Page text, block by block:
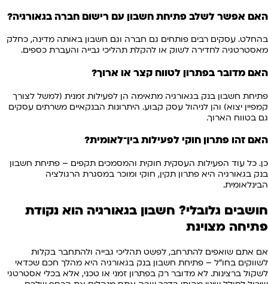
האם אפשר לשלב פתיחת חשבון עם רישום חברה בגאורגיה?
בהחלט. עסקים רבים פותחים גם חברה וגם חשבון באותה מדינה, כחלק
מאסטרטגיה לחדירה לשוק או להקלת תהליכי גבייה והעברת כספים.
האם מדובר בפתרון לטווח קצר או ארוך?
פתיחת חשבון בנק בגאורגיה מתאימה הן לפעילות זמנית (למשל לצורך
קמפיין יצוא) והן לניהול עסק קבוע. היתרונות הבנקאיים משרתים עסקים
גם בטווח הארוך.
האם זהו פתרון חוקי לפעילות בין־לאומית?
כן. כל עוד הפעילות העסקית חוקית והמסמכים תקפים – פתיחת חשבון
בנק בגאורגיה היא פתרון תקין, חוקי ומוכר במסגרת הרגולציה
הבינלאומית.
חושבים גלובלי? חשבון בגאורגיה הוא נקודת
פתיחה מצוינת
אם אתם שואפים להתרחב, לפשט תהליכי גבייה ולהתחבר בקלות
לשווקים בחו"ל – פתיחת חשבון בנק בגאורגיה היא מהלך חכם שכדאי
לשקול ברצינות. לא מדובר רק בפתרון זמני או טכני, אלא בכלי אסטרטגי